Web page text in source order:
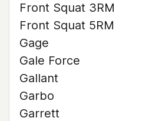
Front Squat 3RM
Front Squat 5RM
Gage
Gale Force
Gallant
Garbo
Garrett